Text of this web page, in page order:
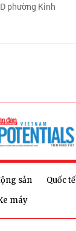
phường Kinh
sản Quốc tế
máy